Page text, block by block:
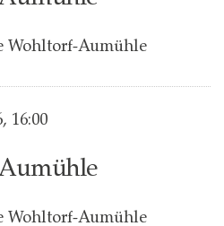
Wohltorf-Aumühle
16:00
Wohltorf-Aumühle